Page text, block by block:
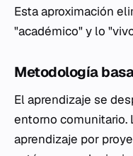
Esta aproximación
"académico" y lo
Metodología
El aprendizaje se
entorno comunitario.
aprendizaje por